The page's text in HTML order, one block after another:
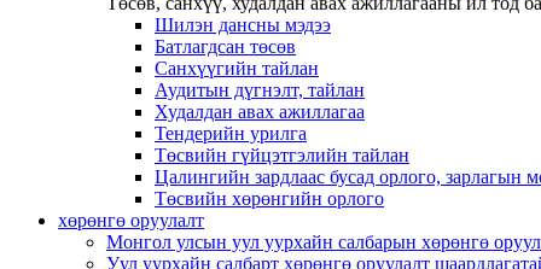
Шилэн дансны мэдээ
Батлагдсан төсөв
Санхүүгийн тайлан
Аудитын дүгнэлт, тайлан
Худалдан авах ажиллагаа
Тендерийн урилга
Төсвийн гүйцэтгэлийн тайлан
Цалингийн зардлаас бусад орлого, зарлагын
Төсвийн хөрөнгийн орлого
хөрөнгө оруулалт
Монгол улсын уул уурхайн салбарын хөрөнгө
Уул уурхайн салбарт хөрөнгө оруулалт